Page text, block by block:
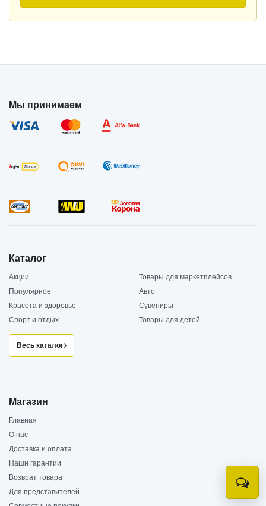
Мы принимаем
Каталог
Акции
Товары для маркетплейсов
Популярное
Авто
Красота и здоровье
Сувениры
Спорт и отдых
Товары для детей
Весь каталог
Магазин
Главная
О нас
Доставка и оплата
Наши гарантии
Возврат товара
Для представителей